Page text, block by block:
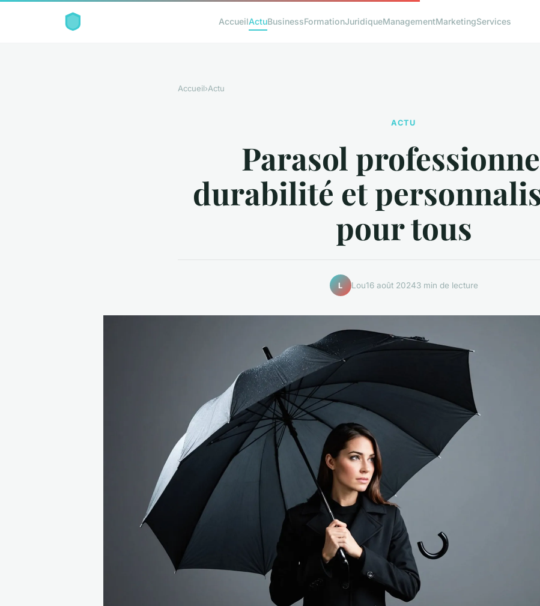
AccueilActuBusinessFormationJuridiqueManagementMarketingServices
Accueil›Actu
ACTU
Parasol
durabilité et
pour tous
L Lou16 août 20243 min de lecture